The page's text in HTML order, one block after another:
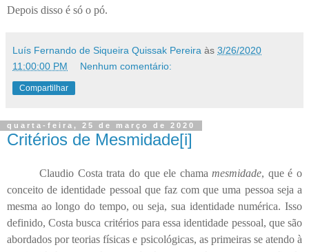
Depois disso é só o pó.
Luís Fernando de Siqueira Quissak Pereira às 3/26/2020
11:00:00 PM
Nenhum comentário:
Compartilhar
quarta-feira, 25 de março de 2020
Critérios de Mesmidade[i]
Claudio Costa trata do que ele chamamesmidade, que é o
conceito de identidade pessoal que faz com que uma pessoa seja a
mesma ao longo do tempo, ou seja, sua identidade numérica. Isso
definido, Costa busca critérios para essa identidade pessoal, que são
abordados por teorias físicas e psicológicas, as primeiras se atendo à